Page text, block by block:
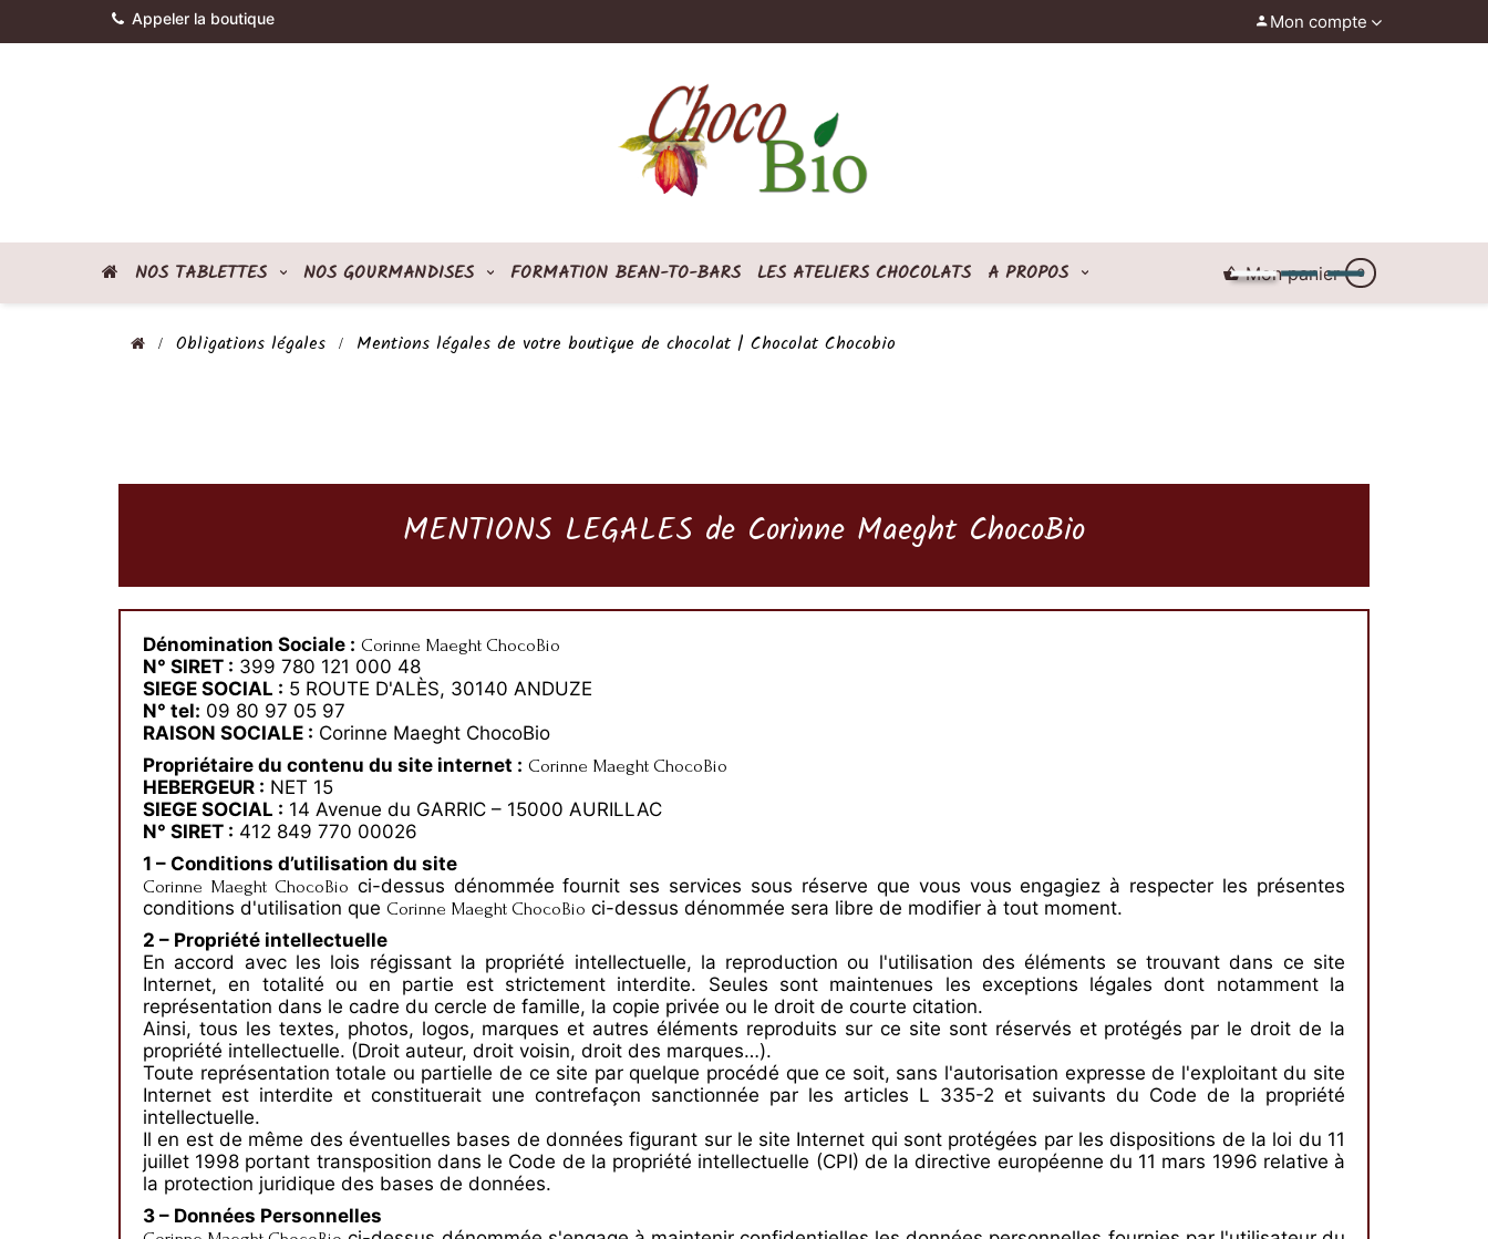
Appeler la boutique Mon compte
NOS TABLETTES NOS GOURMANDISES FORMATION BEAN-TO-BARS LES ATELIERS CHOCOLATS A PROPOS Mon panier 0
Obligations légales Mentions légales de votre boutique de chocolat | Chocolat Chocobio
MENTIONS LEGALES de Corinne Maeght ChocoBio
Dénomination Sociale : Corinne Maeght ChocoBio
N° SIRET : 399 780 121 000 48
SIEGE SOCIAL : 5 ROUTE D'ALÈS, 30140 ANDUZE
N° tel: 09 80 97 05 97
RAISON SOCIALE : Corinne Maeght ChocoBio
Propriétaire du contenu du site internet : Corinne Maeght ChocoBio
HEBERGEUR : NET 15
SIEGE SOCIAL : 14 Avenue du GARRIC – 15000 AURILLAC
N° SIRET : 412 849 770 00026
1 – Conditions d’utilisation du site
Corinne Maeght ChocoBio ci-dessus dénommée fournit ses services sous réserve que vous vous engagiez à respecter les présentes
conditions d'utilisation que Corinne Maeght ChocoBio ci-dessus dénommée sera libre de modifier à tout moment.
2 – Propriété intellectuelle
En accord avec les lois régissant la propriété intellectuelle, la reproduction ou l'utilisation des éléments se trouvant dans ce site
Internet, en totalité ou en partie est strictement interdite. Seules sont maintenues les exceptions légales dont notamment la
représentation dans le cadre du cercle de famille, la copie privée ou le droit de courte citation.
Ainsi, tous les textes, photos, logos, marques et autres éléments reproduits sur ce site sont réservés et protégés par le droit de la
propriété intellectuelle. (Droit auteur, droit voisin, droit des marques…).
Toute représentation totale ou partielle de ce site par quelque procédé que ce soit, sans l'autorisation expresse de l'exploitant du site
Internet est interdite et constituerait une contrefaçon sanctionnée par les articles L 335-2 et suivants du Code de la propriété
intellectuelle.
Il en est de même des éventuelles bases de données figurant sur le site Internet qui sont protégées par les dispositions de la loi du 11
juillet 1998 portant transposition dans le Code de la propriété intellectuelle (CPI) de la directive européenne du 11 mars 1996 relative à
la protection juridique des bases de données.
3 – Données Personnelles